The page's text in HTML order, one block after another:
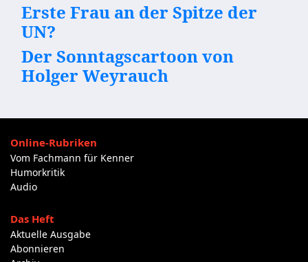
Erste Frau an der Spitze der
UN?
Der Sonntagscartoon von
Holger Weyrauch
Online-Rubriken
Vom Fachmann für Kenner
Humorkritik
Audio
Das Heft
Aktuelle Ausgabe
Abonnieren